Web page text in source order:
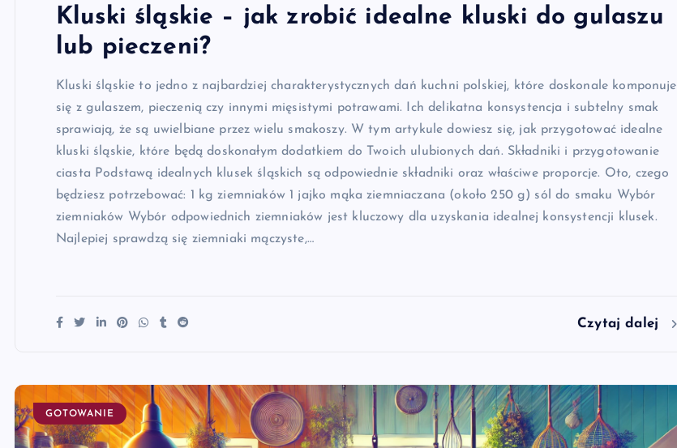
Kluski śląskie – jak zrobić idealne kluski do gulaszu
lub pieczeni?
Kluski śląskie to jedno z najbardziej charakterystycznych dań kuchni polskiej, które doskonale komponuje
się z gulaszem, pieczenią czy innymi mięsistymi potrawami. Ich delikatna konsystencja i subtelny smak
sprawiają, że są uwielbiane przez wielu smakoszy. W tym artykule dowiesz się, jak przygotować idealne
kluski śląskie, które będą doskonałym dodatkiem do Twoich ulubionych dań. Składniki i przygotowanie
ciasta Podstawą idealnych klusek śląskich są odpowiednie składniki oraz właściwe proporcje. Oto, czego
będziesz potrzebować: 1 kg ziemniaków 1 jajko mąka ziemniaczana (około 250 g) sól do smaku Wybór
ziemniaków Wybór odpowiednich ziemniaków jest kluczowy dla uzyskania idealnej konsystencji klusek.
Najlepiej sprawdzą się ziemniaki mączyste,…
Czytaj dalej
GOTOWANIE